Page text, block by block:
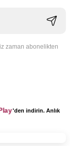
zaman abonelikten
'den indirin. Anlık